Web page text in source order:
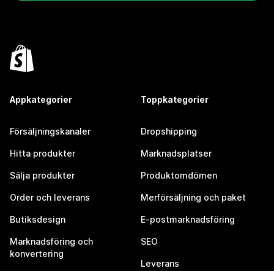
Appkategorier
Försäljningskanaler
Hitta produkter
Sälja produkter
Order och leverans
Butiksdesign
Marknadsföring och
konvertering
Toppkategorier
Dropshipping
Marknadsplatser
Produktomdömen
Merförsäljning och paket
E-postmarknadsföring
SEO
Leverans